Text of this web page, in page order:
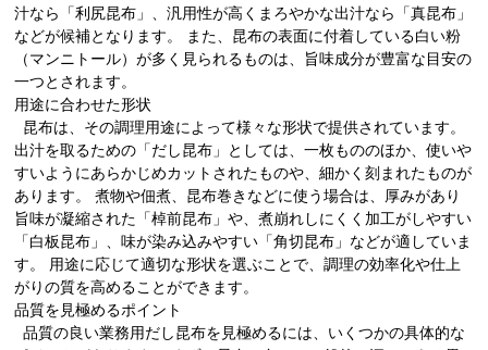
汁なら「利尻昆布」、汎用性が高くまろやかな出汁なら「真昆布」
などが候補となります。 また、昆布の表面に付着している白い粉
（マンニトール）が多く見られるものは、旨味成分が豊富な目安の
一つとされます。
用途に合わせた形状
昆布は、その調理用途によって様々な形状で提供されています。
出汁を取るための「だし昆布」としては、一枚もののほか、使いや
すいようにあらかじめカットされたものや、細かく刻まれたものが
あります。 煮物や佃煮、昆布巻きなどに使う場合は、厚みがあり
旨味が凝縮された「棹前昆布」や、煮崩れしにくく加工がしやすい
「白板昆布」、味が染み込みやすい「角切昆布」などが適していま
す。 用途に応じて適切な形状を選ぶことで、調理の効率化や仕上
がりの質を高めることができます。
品質を見極めるポイント
品質の良い業務用だし昆布を見極めるには、いくつかの具体的な